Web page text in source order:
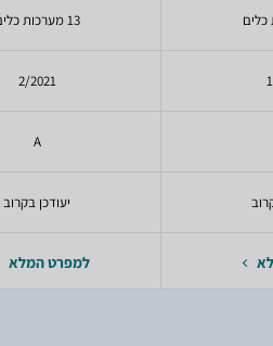
13 מערכות כלים
2/2021
A
יעודכן בקרוב
למפרט המלא